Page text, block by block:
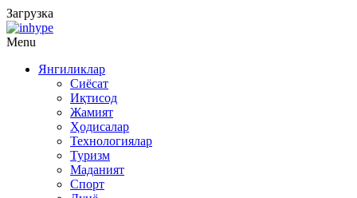
Загрузка
Menu
Янгиликлар
Сиёсат
Иқтисод
Жамият
Ҳодисалар
Технологиялар
Туризм
Маданият
Спорт